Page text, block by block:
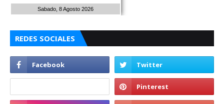
Sabado, 8 Agosto 2026
REDES SOCIALES